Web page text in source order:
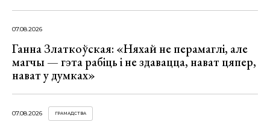
07.08.2026
Ганна Златкоўская: «Няхай не перамаглі, але
магчы — гэта рабіць і не здавацца, нават цяпер,
нават у думках»
07.08.2026 ГРАМАДСТВА